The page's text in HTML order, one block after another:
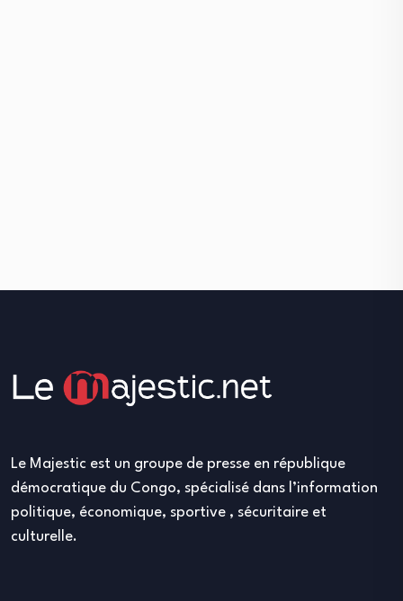
Le Majestic est un groupe de presse en république
démocratique du Congo, spécialisé dans l’information
politique, économique, sportive , sécuritaire et
culturelle.